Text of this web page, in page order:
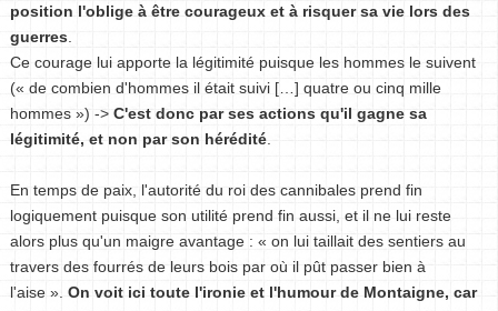
position l'oblige à être courageux et à risquer sa vie lors des
guerres
Ce courage lui apporte la légitimité puisque les hommes le suivent
(« de combien d'hommes il était suivi […] quatre ou cinq mille
hommes ») -> C'est donc par ses actions qu'il gagne sa
légitimité, et non par son hérédité
En temps de paix, l'autorité du roi des cannibales prend fin
logiquement puisque son utilité prend fin aussi, et il ne lui reste
alors plus qu'un maigre avantage : « on lui taillait des sentiers au
travers des fourrés de leurs bois par où il pût passer bien à
l'aise ». On voit ici toute l'ironie et l'humour de Montaigne, car